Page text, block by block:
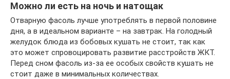
Можно ли есть на ночь и натощак
Отварную фасоль лучше употреблять в первой половине
дня, а в идеальном варианте – на завтрак. На голодный
желудок блюда из бобовых кушать не стоит, так как
это может спровоцировать развитие расстройств ЖКТ.
Перед сном фасоль из-за ее особых свойств кушать не
стоит даже в минимальных количествах.